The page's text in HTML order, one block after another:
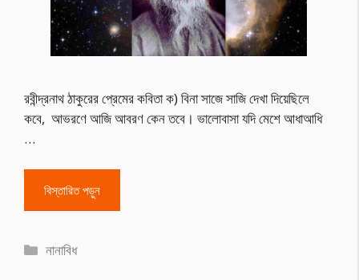
রবীন্দ্রনাথ ঠাকুরের প্রেমের কবিতা ক) বিনা সাজে সাজি দেখা দিয়েছিলে
কবে, আভরণে আজি আবরণ কেন তবে। ভালোবাসা যদি মেশে আধাআধি
…
বিস্তারিত পড়ুন
Categories
নানাবিধ